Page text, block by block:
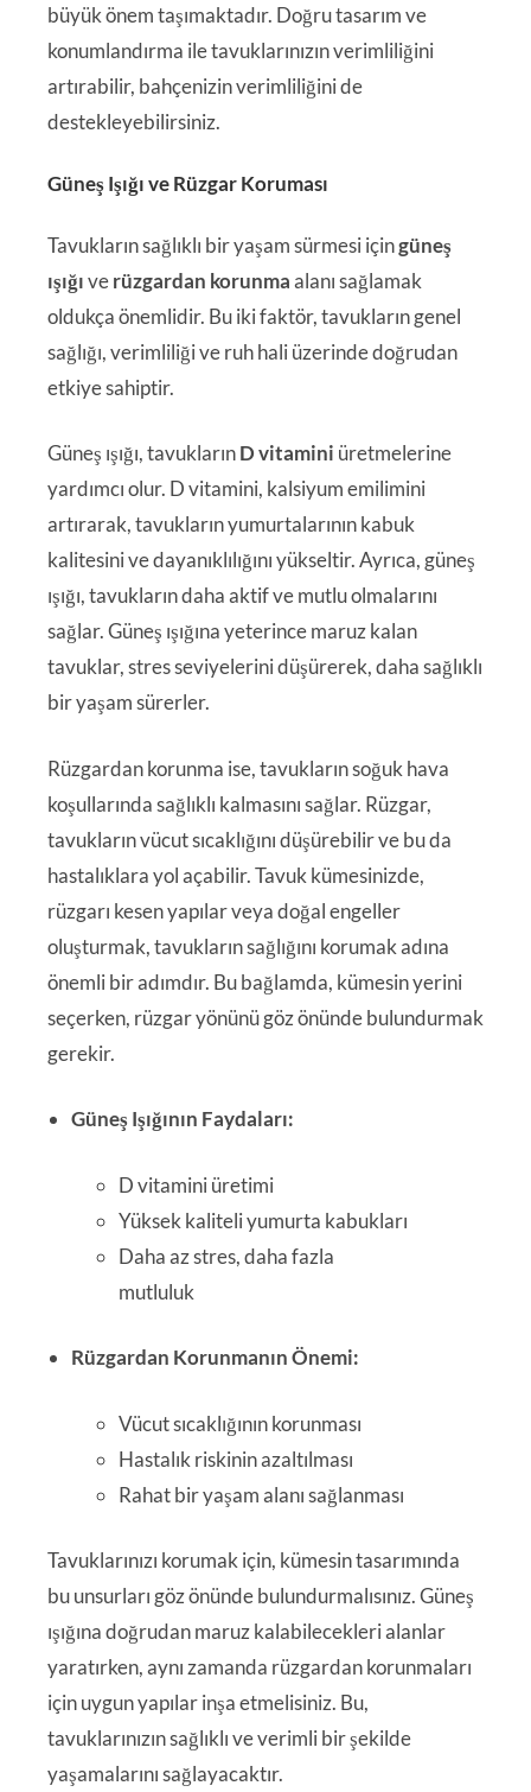
büyük önem taşımaktadır. Doğru tasarım ve
konumlandırma ile tavuklarınızın verimliliğini
artırabilir, bahçenizin verimliliğini de
destekleyebilirsiniz.
Güneş Işığı ve Rüzgar Koruması
Tavukların sağlıklı bir yaşam sürmesi içingüneş
ışığıverüzgardan korunmaalanı sağlamak
oldukça önemlidir. Bu iki faktör, tavukların genel
sağlığı, verimliliği ve ruh hali üzerinde doğrudan
etkiye sahiptir.
Güneş ışığı, tavuklarınD vitamini üretmelerine
yardımcı olur. D vitamini, kalsiyum emilimini
artırarak, tavukların yumurtalarının kabuk
kalitesini ve dayanıklılığını yükseltir. Ayrıca, güneş
ışığı, tavukların daha aktif ve mutlu olmalarını
sağlar. Güneş ışığına yeterince maruz kalan
tavuklar, stres seviyelerini düşürerek, daha sağlıklı
bir yaşam sürerler.
Rüzgardan korunma ise, tavukların soğuk hava
koşullarında sağlıklı kalmasını sağlar. Rüzgar,
tavukların vücut sıcaklığını düşürebilir ve bu da
hastalıklara yol açabilir. Tavuk kümesinizde,
rüzgarı kesen yapılar veya doğal engeller
oluşturmak, tavukların sağlığını korumak adına
önemli bir adımdır. Bu bağlamda, kümesin yerini
seçerken, rüzgar yönünü göz önünde bulundurmak
gerekir.
Güneş Işığının Faydaları:
D vitamini üretimi
Yüksek kaliteli yumurta kabukları
Daha az stres, daha fazla
mutluluk
Rüzgardan Korunmanın Önemi:
Vücut sıcaklığının korunması
Hastalık riskinin azaltılması
Rahat bir yaşam alanı sağlanması
Tavuklarınızı korumak için, kümesin tasarımında
bu unsurları göz önünde bulundurmalısınız. Güneş
ışığına doğrudan maruz kalabilecekleri alanlar
yaratırken, aynı zamanda rüzgardan korunmaları
için uygun yapılar inşa etmelisiniz. Bu,
tavuklarınızın sağlıklı ve verimli bir şekilde
yaşamalarını sağlayacaktır.